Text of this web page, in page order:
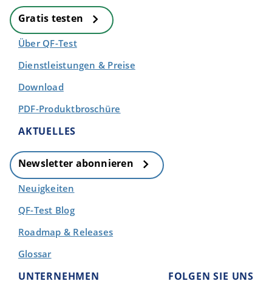
Gratis testen
Über QF-Test
Dienstleistungen & Preise
Download
PDF-Produktbroschüre
AKTUELLES
Newsletter abonnieren
Neuigkeiten
QF-Test Blog
Roadmap & Releases
Glossar
UNTERNEHMEN FOLGEN SIE UNS